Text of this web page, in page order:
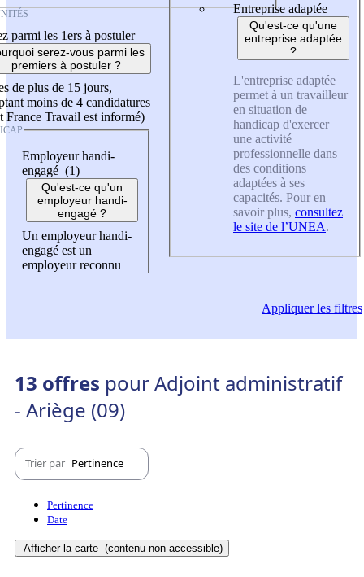
parmi les 1ers à postuler
serez-vous parmi les
premiers à postuler ?
de plus de 15 jours,
moins de 4 candidatures
France Travail est informé)
Employeur handi-
engagé (1)
Qu'est-ce qu'un
employeur handi-
engagé ?
Un employeur handi-
engagé est un
employeur reconnu
Entreprise adaptée
Qu'est-ce qu'une
entreprise adaptée
?
L'entreprise adaptée
permet à un travailleur
en situation de
handicap d'exercer
une activité
professionnelle dans
des conditions
adaptées à ses
capacités. Pour en
savoir plus, consultez
le site de l’UNEA.
Appliquerles filtres
13 offres pour Adjoint administratif
- Ariège (09)
Trier par Pertinence
Pertinence
Date
Afficher la carte (contenu non-accessible)